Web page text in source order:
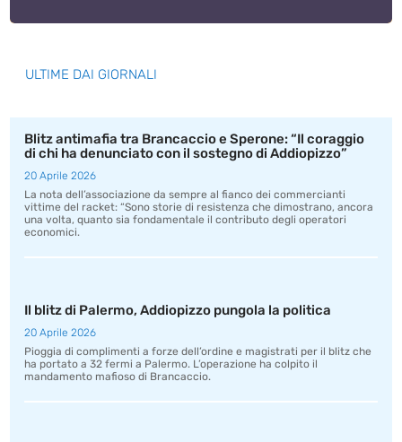
ULTIME DAI GIORNALI
Blitz antimafia tra Brancaccio e Sperone: “Il coraggio
di chi ha denunciato con il sostegno di Addiopizzo”
20 Aprile 2026
La nota dell’associazione da sempre al fianco dei commercianti
vittime del racket: “Sono storie di resistenza che dimostrano, ancora
una volta, quanto sia fondamentale il contributo degli operatori
economici.
Il blitz di Palermo, Addiopizzo pungola la politica
20 Aprile 2026
Pioggia di complimenti a forze dell’ordine e magistrati per il blitz che
ha portato a 32 fermi a Palermo. L’operazione ha colpito il
mandamento mafioso di Brancaccio.